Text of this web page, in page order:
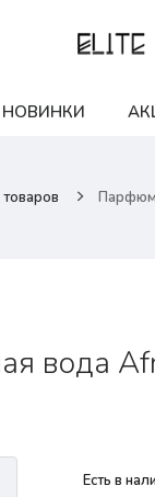
НОВИНКИ
вода
Есть в